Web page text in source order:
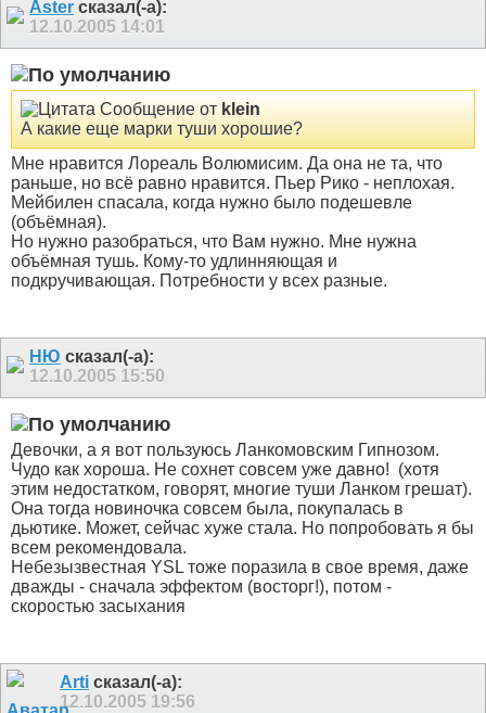
Aster сказал(-а):
12.10.2005 14:01
Сообщение от klein
А какие еще марки туши хорошие?
Мне нравится Лореаль Волюмисим. Да она не та, что
раньше, но всё равно нравится. Пьер Рико - неплохая.
Мейбилен спасала, когда нужно было подешевле
(объёмная).
Но нужно разобраться, что Вам нужно. Мне нужна
объёмная тушь. Кому-то удлинняющая и
подкручивающая. Потребности у всех разные.
НЮ сказал(-а):
12.10.2005 15:50
Девочки, а я вот пользуюсь Ланкомовским Гипнозом.
Чудо как хороша. Не сохнет совсем уже давно! (хотя
этим недостатком, говорят, многие туши Ланком грешат).
Она тогда новиночка совсем была, покупалась в
дьютике. Может, сейчас хуже стала. Но попробовать я бы
всем рекомендовала.
Небезызвестная YSL тоже поразила в свое время, даже
дважды - сначала эффектом (восторг!), потом -
скоростью засыхания
Arti сказал(-а):
12.10.2005 19:56